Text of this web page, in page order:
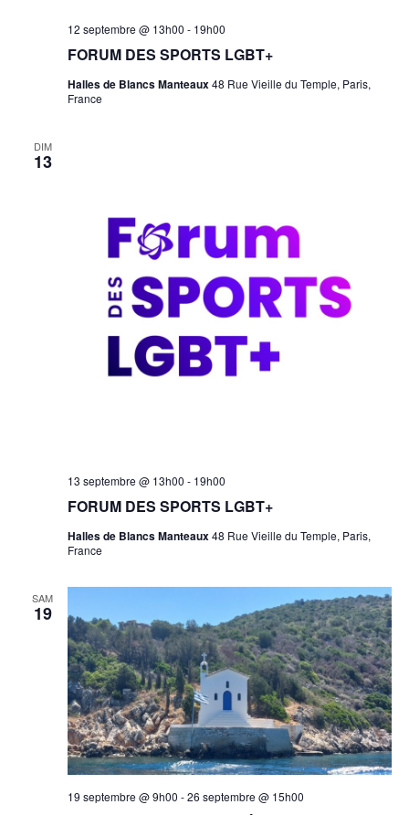
FORUM DES SPORTS LGBT+
12 septembre @ 13h00 - 19h00
Sports
Halles de Blancs Manteaux48 Rue Vieille du Temple, Paris,
France
DIM
13
FORUM DES SPORTS LGBT+
13 septembre @ 13h00 - 19h00
Sports
Halles de Blancs Manteaux48 Rue Vieille du Temple, Paris,
France
SAM
19
19 septembre @ 9h00 -26 septembre @ 15h00